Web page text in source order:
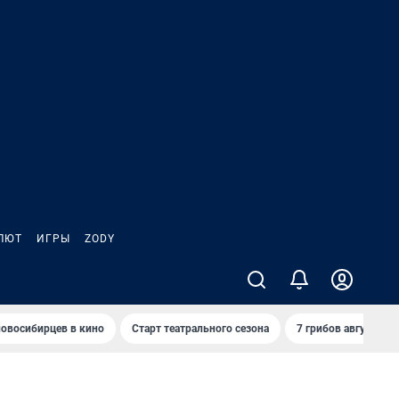
ИГРЫ ZODY
в кино Старт театрального сезона 7 грибов августа